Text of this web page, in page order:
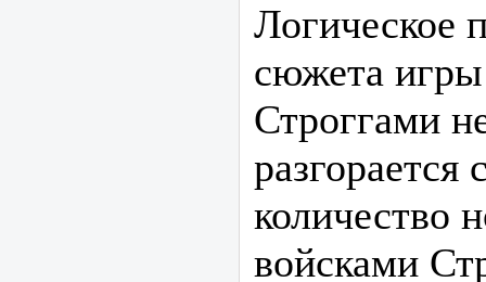
Логическое
сюжета
Строггами
количество
войсками